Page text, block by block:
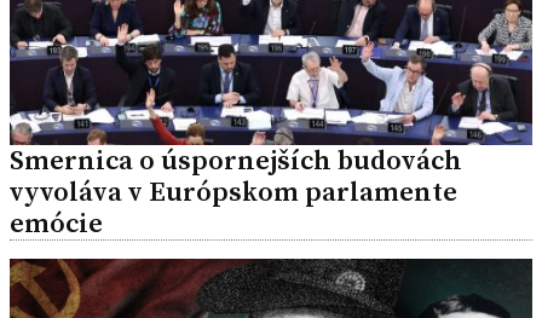
Smernica o úspornejších budovách
vyvoláva v Európskom parlamente
emócie